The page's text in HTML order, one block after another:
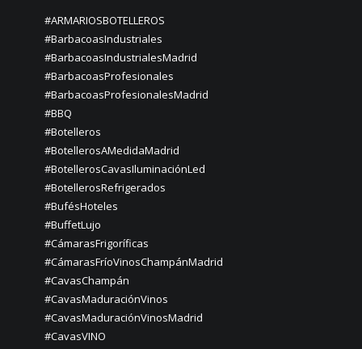
#ARMARIOSBOTELLEROS
#BarbacoasIndustriales
#BarbacoasIndustrialesMadrid
#BarbacoasProfesionales
#BarbacoasProfesionalesMadrid
#BBQ
#Botelleros
#BotellerosAMedidaMadrid
#BotellerosCavasIluminaciónLed
#BotellerosRefrigerados
#BufésHoteles
#BuffetLujo
#CámarasFrigoríficas
#CámarasFríoVinosChampánMadrid
#CavasChampán
#CavasMaduraciónVinos
#CavasMaduraciónVinosMadrid
#CavasVINO